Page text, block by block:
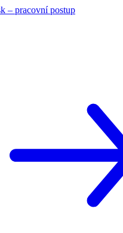
– pracovní postup